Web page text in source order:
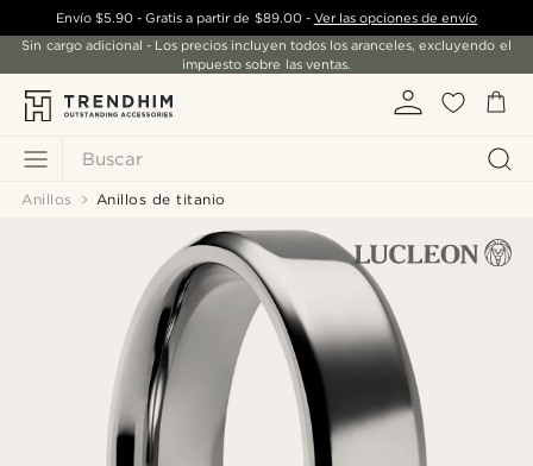
Buscar
Envío $5.90- Gratis a partir de $89.00- Ver las opciones de envío
Sin cargo adicional - Los precios incluyen todos los aranceles, excluyendo el
impuesto sobre las ventas.
Anillos Anillos de titanio